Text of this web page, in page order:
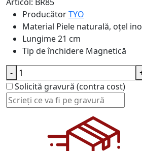
ProducătorTYO
Material Piele naturală, oțel
Lungime21 cm
Tip de închidere Magnetică
Solicită gravură (contra cost)
-